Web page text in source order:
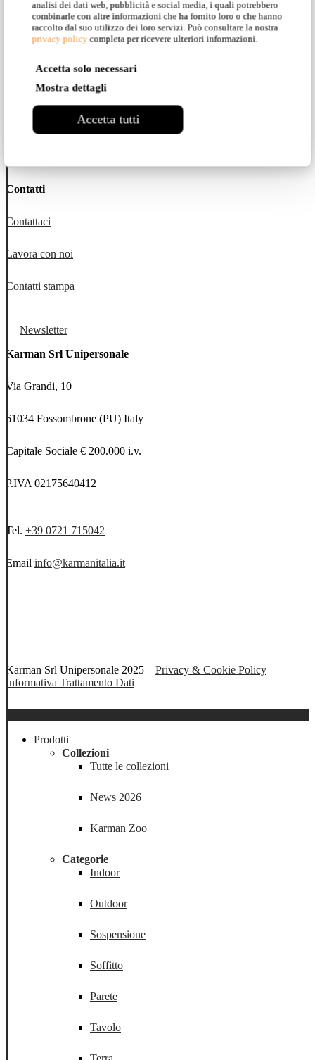
analisi dei dati web, pubblicità e social media, i quali potrebbero
combinarle con altre informazioni che ha fornito loro o che hanno
raccolto dal suo utilizzo dei loro servizi. Può consultare la nostra
privacy policy completa per ricevere ulteriori informazioni.
Accetta solo necessari
Mostra dettagli
Accetta tutti
Instagram
Pinterest
Contatti
Contattaci
Lavora con noi
Contatti stampa
Newsletter
Karman Srl Unipersonale
Via Grandi, 10
61034 Fossombrone (PU) Italy
Capitale Sociale € 200.000 i.v.
P.IVA 02175640412
Tel. +39 0721 715042
Email info@karmanitalia.it
Karman Srl Unipersonale 2025 – Privacy & Cookie Policy –
Informativa Trattamento Dati
Prodotti
Collezioni
Tutte le collezioni
News 2026
Karman Zoo
Categorie
Indoor
Outdoor
Sospensione
Soffitto
Parete
Tavolo